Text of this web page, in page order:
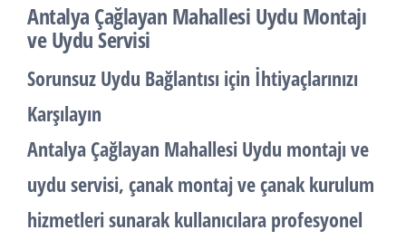
Antalya Çağlayan Mahallesi Uydu Montajı
ve Uydu Servisi
Sorunsuz Uydu Bağlantısı için İhtiyaçlarınızı
Karşılayın
Antalya Çağlayan Mahallesi Uydu montajı ve
uydu servisi, çanak montajveçanak kurulum
hizmetleri sunarak kullanıcılara profesyonel